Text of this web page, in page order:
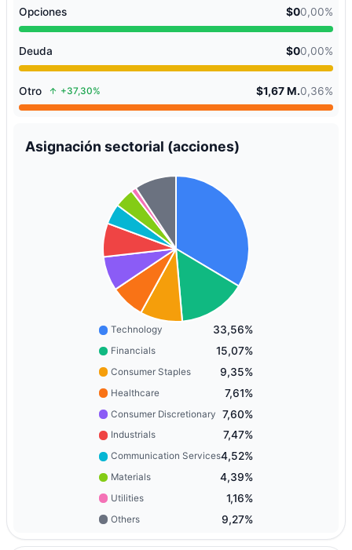
Opciones $00,00%
Deuda $00,00%
Otro +37,30% $1,67 M.0,36%
Asignación sectorial (acciones)
Technology 33,56%
Financials 15,07%
Consumer Staples 9,35%
Healthcare 7,61%
Consumer Discretionary 7,60%
Industrials 7,47%
Communication Services4,52%
Materials 4,39%
Utilities 1,16%
Others 9,27%